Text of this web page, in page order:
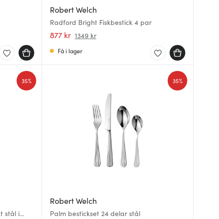
Robert Welch
Radford Bright Fiskbestick 4 par
877 kr 1349 kr
Få i lager
stål i
35%
Robert Welch
Palm bestickset 24 delar stål
35%